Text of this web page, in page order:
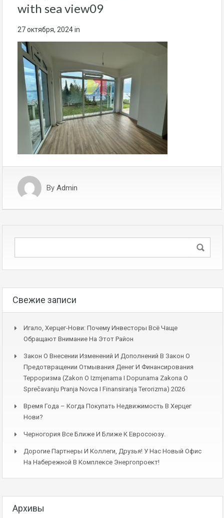
with sea view09
27 октября, 2024in
By Admin
Свежие записи
Игало, Херцег-Нови: Почему Инвесторы Всё Чаще
Обращают Внимание На Этот Район
Закон О Внесении Изменений И Дополнений В Закон О
Предотвращении Отмывания Денег И Финансирования
Терроризма (Zakon O Izmjenama I Dopunama Zakona O
Sprečavanju Pranja Novca I Finansiranja Terorizma) 2026
Время Года – Когда Покупать Недвижимость В Херцег
Нови?
Черногория Все Ближе И Ближе К Евросоюзу.
Дорогие Партнеры И Коллеги, Друзья! У Нас Новый Офис
На Набережной В Комплексе Энергопроект!
Архивы